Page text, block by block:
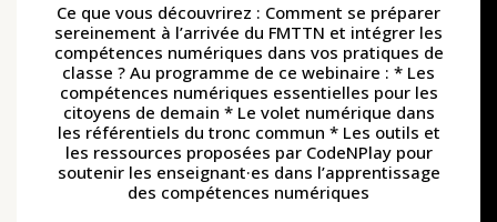
Ce que vous découvrirez : Comment se préparer
sereinement à l’arrivée du FMTTN et intégrer les
compétences numériques dans vos pratiques de
classe ? Au programme de ce webinaire : * Les
compétences numériques essentielles pour les
citoyens de demain * Le volet numérique dans
les référentiels du tronc commun * Les outils et
les ressources proposées par CodeNPlay pour
soutenir les enseignant·es dans l’apprentissage
des compétences numériques